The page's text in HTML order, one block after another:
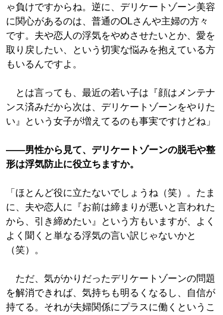
ゃ負けですからね。逆に、デリケートゾーン美容
に関心があるのは、普通のOLさんや主婦の方々
です。夫や恋人の浮気をやめさせたいとか、愛を
取り戻したい、という切実な悩みを抱えている方
もいるんですよ。
とは言っても、最近の若い子は『顔はメンテナ
ンス済みだから次は、デリケートゾーンをやりた
い』という女子が増えてるのも事実ですけどね」
――男性から見て、デリケートゾーンの脱毛や整
形は浮気防止に役立ちますか。
「ほとんど役に立たないでしょうね（笑）。たま
に、夫や恋人に『お前は締まりが悪いと言われた
から、引き締めたい』という方もいますが、よく
よく聞くと単なる浮気の言い訳じゃないかと
（笑）。
ただ、気がかりだったデリケートゾーンの問題
を解消できれば、気持ちも明るくなるし、自信が
持てる。それが夫婦関係にプラスに働くというこ